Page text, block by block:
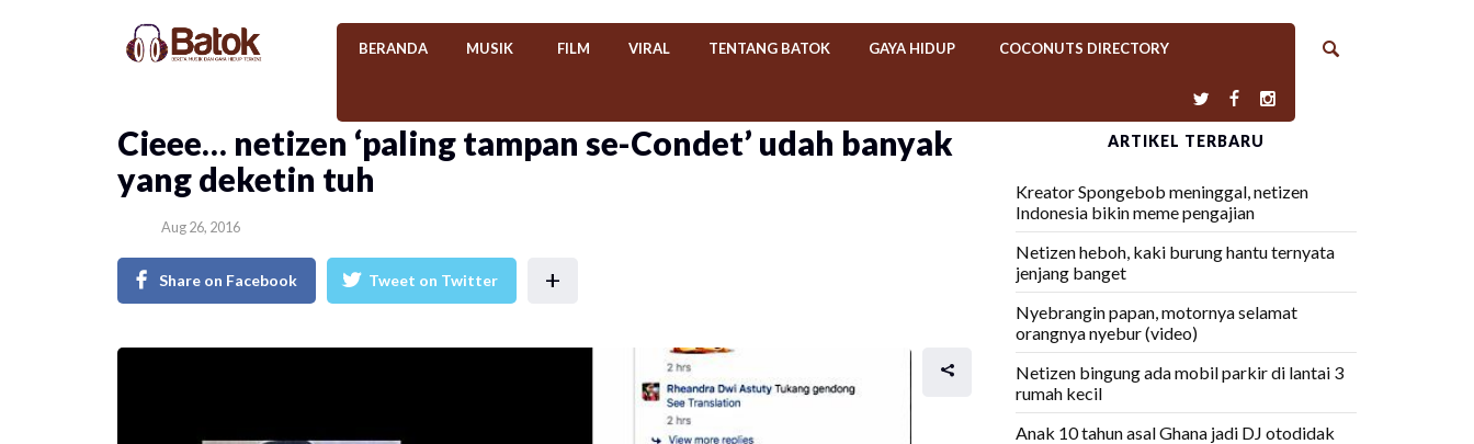
BERANDA MUSIK FILM VIRAL TENTANG BATOK GAYA HIDUP COCONUTS DIRECTORY
Cieee… netizen ‘paling tampan se-Condet’ udah banyak
yang deketin tuh
Aug 26, 2016
Share on Facebook Tweet on Twitter +
ARTIKEL TERBARU
Kreator Spongebob meninggal, netizen
Indonesia bikin meme pengajian
Netizen heboh, kaki burung hantu ternyata
jenjang banget
Nyebrangin papan, motornya selamat
orangnya nyebur (video)
Netizen bingung ada mobil parkir di lantai 3
rumah kecil
Anak 10 tahun asal Ghana jadi DJ otodidak